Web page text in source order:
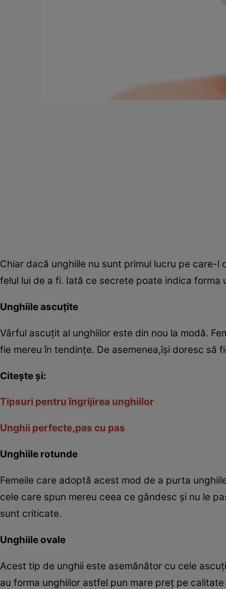
Chiar dacă unghiile nu sunt primul lucru pe care-
felul lui de a fi. Iată ce secrete poate indica forma
Unghiile ascuţite
Vârful ascuţit al unghiilor este din nou la modă.
fie mereu în tendinţe. De asemenea,îşi doresc
Citeşte şi:
Tipsuri pentru îngrijirea unghiilor
Unghii perfecte,pas cu pas
Unghiile rotunde
Femeile care adoptă acest mod de a purta
cele care spun mereu ceea ce gândesc şi nu le
sunt criticate.
Unghiile ovale
Acest tip de unghii este asemănător cu cele
au forma unghiilor astfel pun mare preţ pe